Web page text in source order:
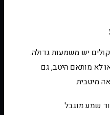
יש משמעות גדולה.
לא מותאם היטב, גם
מיטבית.
שמע מוגבל